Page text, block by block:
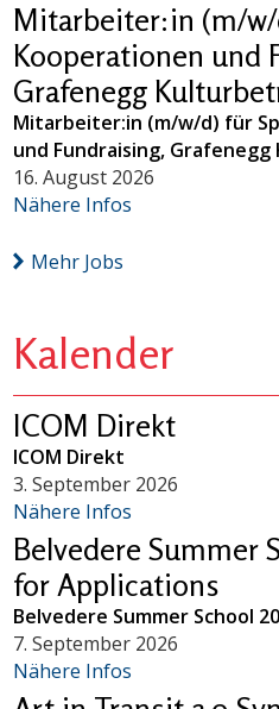
Mitarbeiter:in (m/
Kooperationen und
Grafenegg
Mitarbeiter:in (m/w/d) für
und Fundraising,
16. August 2026
Nähere Infos
Mehr Jobs
Kalender
ICOM Direkt
ICOM Direkt
3. September 2026
Nähere Infos
Belvedere Summer
for Applications
Belvedere Summer School
7. September 2026
Nähere Infos